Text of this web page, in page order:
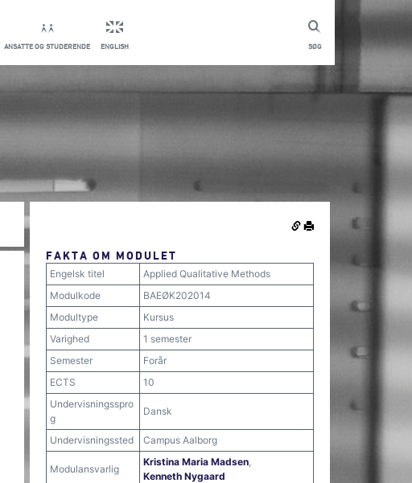
SØG
ANSATTE OG STUDERENDE ENGLISH
FAKTA OM MODULET
Engelsk titel
Applied Qualitative Methods
Modulkode
BAEØK202014
Modultype
Kursus
Varighed
1 semester
Semester
Forår
ECTS
10
Undervisningsspro
g
Dansk
Undervisningssted Campus Aalborg
Modulansvarlig
Kristina Maria Madsen,
Kenneth Nygaard